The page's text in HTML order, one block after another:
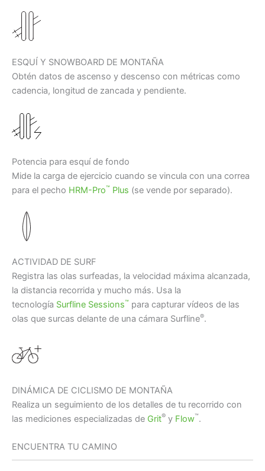
ESQUÍ Y SNOWBOARD DE MONTAÑA
Obtén datos de ascenso y descenso con métricas como
cadencia, longitud de zancada y pendiente.
Potencia para esquí de fondo
Mide la carga de ejercicio cuando se vincula con una correa
para el pecho HRM-Pro™ Plus (se vende por separado).
ACTIVIDAD DE SURF
Registra las olas surfeadas, la velocidad máxima alcanzada,
la distancia recorrida y mucho más. Usa la
tecnología Surfline Sessions™ para capturar vídeos de las
olas que surcas delante de una cámara Surfline®.
DINÁMICA DE CICLISMO DE MONTAÑA
Realiza un seguimiento de los detalles de tu recorrido con
las mediciones especializadas de Grit® y Flow™.
ENCUENTRA TU CAMINO